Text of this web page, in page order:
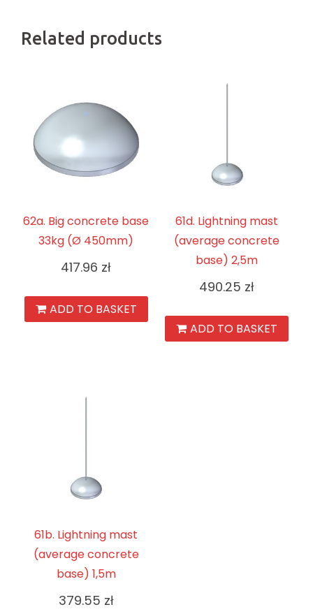
Related products
62a. Big concrete base
33kg (Ø 450mm)
417.96 zł
ADD TO BASKET
61d. Lightning mast
(average concrete
base) 2,5m
490.25 zł
ADD TO BASKET
61b. Lightning mast
(average concrete
base) 1,5m
379.55 zł